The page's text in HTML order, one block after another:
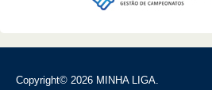
Copyright© 2026 MINHA LIGA.